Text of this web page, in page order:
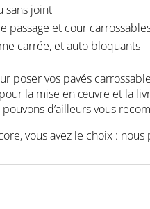
sans joint
passage et cour
carrée, et auto bloquants
poser vos pavés
la mise en œuvre et la
d’ailleurs vous
vous avez le choix :